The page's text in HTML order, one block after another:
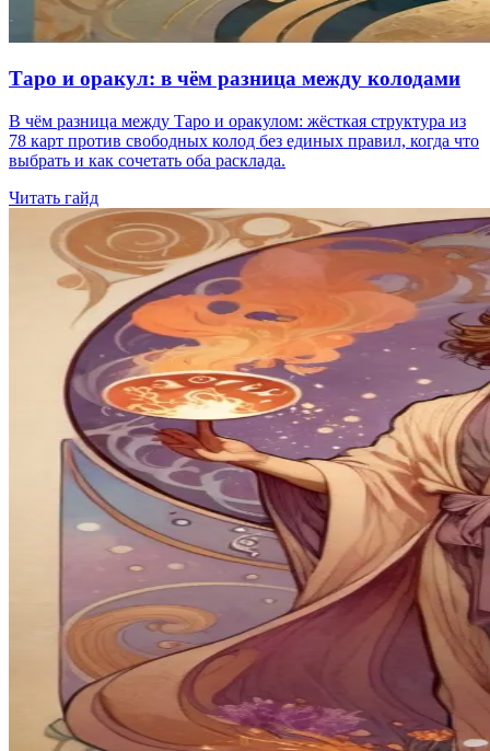
Таро и оракул: в чём разница между колодами
В чём разница между Таро и оракулом: жёсткая структура из
78 карт против свободных колод без единых правил, когда что
выбрать и как сочетать оба расклада.
Читать гайд